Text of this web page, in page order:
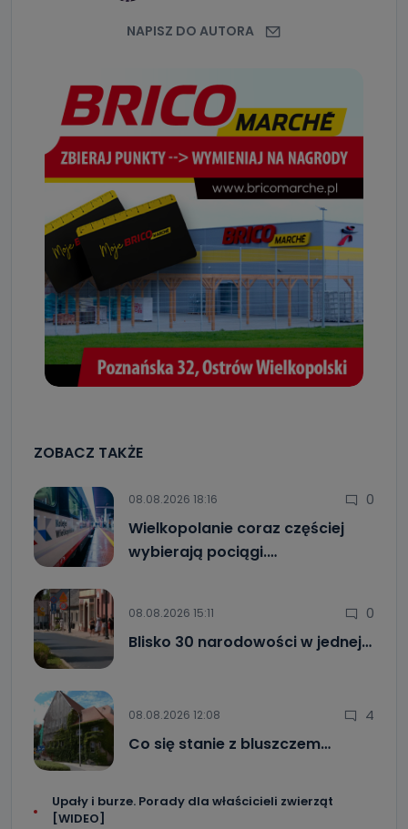
NAPISZ DO AUTORA
ZOBACZ TAKŻE
08.08.2026 18:16 0
Wielkopolanie coraz częściej
wybierają pociągi.…
08.08.2026 15:11 0
Blisko 30 narodowości w jednej…
08.08.2026 12:08 4
Co się stanie z bluszczem…
Upały i burze. Porady dla właścicieli zwierząt
[WIDEO]